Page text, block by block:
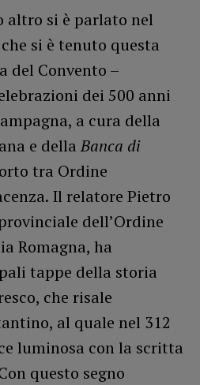
altro si è parlato nel
si è tenuto questa
del Convento –
dei 500 anni
a cura della
e dellaBanca di
tra Ordine
Il relatore Pietro
dell’Ordine
Romagna, ha
tappe della storia
che risale
al quale nel 312
luminosa con la scritta
questo segno